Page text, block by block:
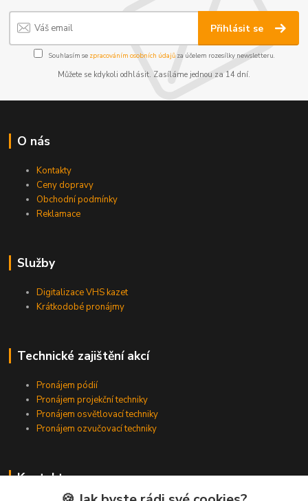
Přihlásit se
Souhlasím se zpracováním osobních údajůza účelem rozesílky newsletteru.
Můžete se kdykoli odhlásit. Zasíláme jednou za 14 dní.
O nás
Kontakty
Ceny dopravy
Obchodní podmínky
Reklamace
Služby
Digitalizace VHS kazet
Krátkodobé pronájmy
Technické zajištění akcí
Pronájem pódií
Pronájem projekční techniky
Pronájem osvětlovací techniky
Pronájem ozvučovací techniky
Kontakty